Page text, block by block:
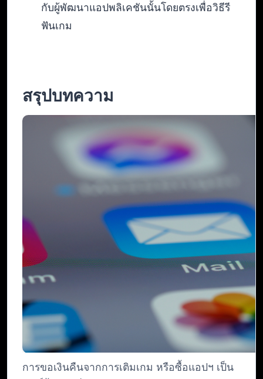
กับผู้พัฒนาแอปพลิเคชันนั้นโดยตรงเพื่อวิธีรี
ฟันเกม
สรุปบทความ
การขอเงินคืนจากการเติมเกม หรือซื้อแอปฯ เป็น